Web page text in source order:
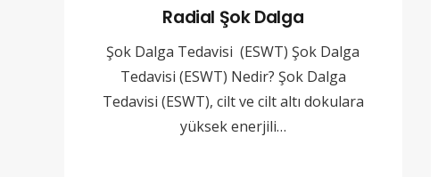
Radial Şok Dalga
Şok Dalga Tedavisi (ESWT) Şok Dalga
Tedavisi (ESWT) Nedir? Şok Dalga
Tedavisi (ESWT), cilt ve cilt altı dokulara
yüksek enerjili…